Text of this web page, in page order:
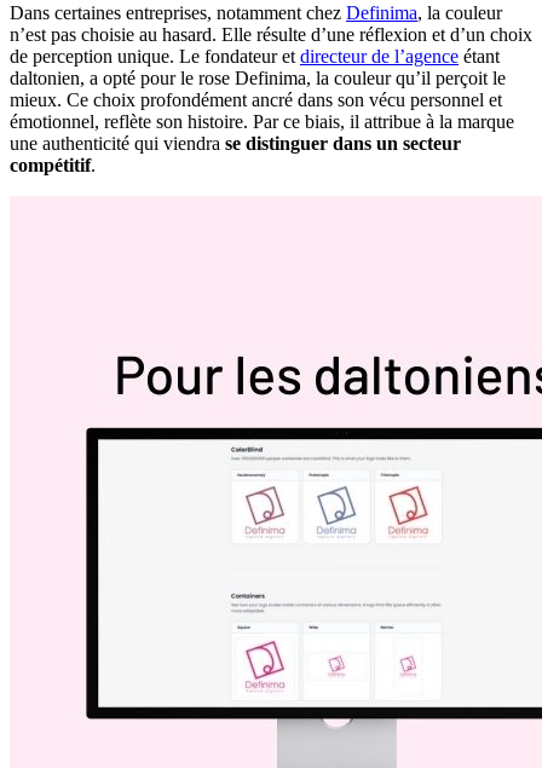
Dans certaines entreprises, notamment chez Definima, la couleur
n’est pas choisie au hasard. Elle résulte d’une réflexion et d’un choix
de perception unique. Le fondateur et directeur de l’agence étant
daltonien, a opté pour le rose Definima, la couleur qu’il perçoit le
mieux. Ce choix profondément ancré dans son vécu personnel et
émotionnel, reflète son histoire. Par ce biais, il attribue à la marque
une authenticité qui viendra se distinguer dans un secteur
compétitif.